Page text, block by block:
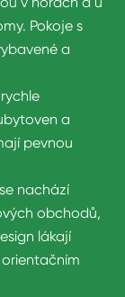
Pokoje s
a
a
pevnou
nachází
obchodů,
lákají